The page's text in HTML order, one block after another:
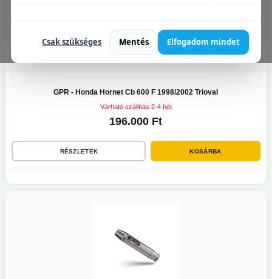
Csak szükséges Mentés Elfogadom mindet
GPR - Honda Hornet Cb 600 F 1998/2002 Trioval
Várható szállítás 2-4 hét
196.000 Ft
RÉSZLETEK KOSÁRBA